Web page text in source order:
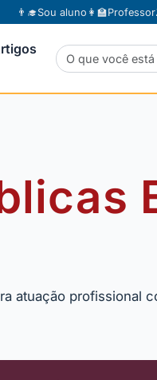
👨‍🎓Sou aluno 👩‍🏫Professor
atuação profissional